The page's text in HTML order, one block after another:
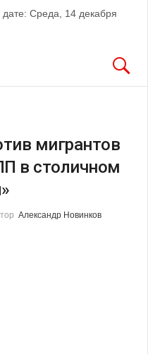
Среда, 14 декабря
мигрантов
в столичном
Александр Новинков